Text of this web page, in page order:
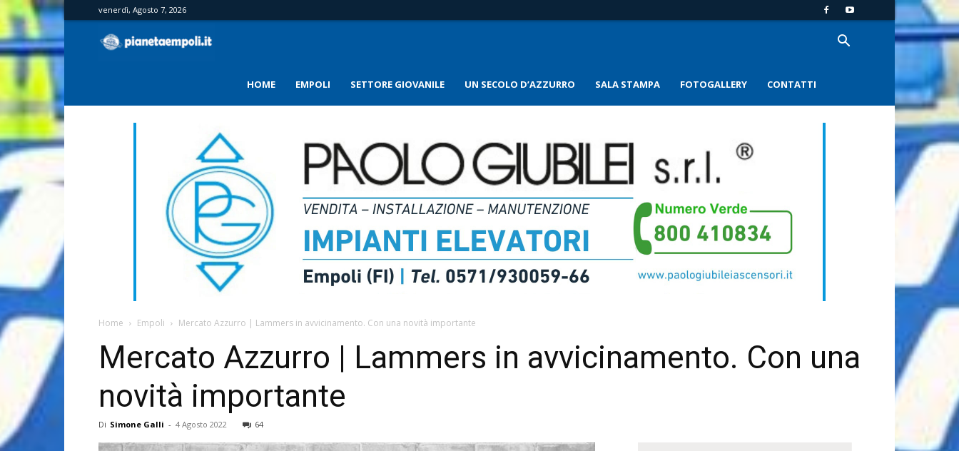
venerdì, Agosto 7, 2026
HOME EMPOLI SETTORE GIOVANILE UN SECOLO D’AZZURRO SALA STAMPA FOTOGALLERY CONTATTI
Home Empoli Mercato Azzurro | Lammers in avvicinamento. Con una novità importante
Mercato Azzurro | Lammers in avvicinamento. Con una
novità importante
Di Simone Galli - 4 Agosto 2022 64